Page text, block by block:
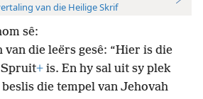
van die Heilige Skrif
sê:
van die leërs gesê: “Hier is die
Spruit+ is. En hy sal uit sy plek
die tempel van Jehovah